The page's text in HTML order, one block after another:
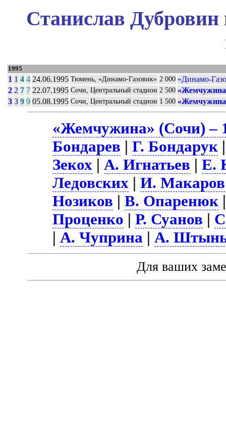
Станислав Дубровин
1995
1 1 4 4 24.06.1995 Тюмень, «Динамо-Газовик» 2 000 «Динамо-
2 2 7 7 22.07.1995 Сочи, Центральный стадион 2 500
3 3 9 9 05.08.1995 Сочи, Центральный стадион 1 500
«Жемчужина» (Сочи) –
Бондарев |Г. Бондарук
Зекох |А. Игнатьев |Е.
Ледовских |И. Макаров
Нозиков |В. Опаренюк
Проценко |Р. Суанов |
|А. Чуприна |А.
Для ваших